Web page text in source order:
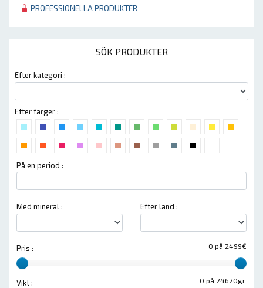
PROFESSIONELLA PRODUKTER
SÖK PRODUKTER
Efter kategori :
Efter färger :
På en period :
Med mineral : Efter land :
0 på 2499€
Pris :
0 på 24620gr.
Vikt :